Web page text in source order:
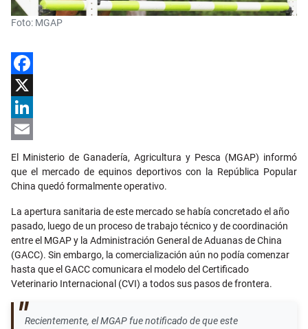
Foto: MGAP
Facebook
X
LinkedIn
Email
El Ministerio de Ganadería, Agricultura y Pesca (MGAP) informó
que el mercado de equinos deportivos con la República Popular
China quedó formalmente operativo.
La apertura sanitaria de este mercado se había concretado el año
pasado, luego de un proceso de trabajo técnico y de coordinación
entre el MGAP y la Administración General de Aduanas de China
(GACC). Sin embargo, la comercialización aún no podía comenzar
hasta que el GACC comunicara el modelo del Certificado
Veterinario Internacional (CVI) a todos sus pasos de frontera.
Recientemente, el MGAP fue notificado de que este